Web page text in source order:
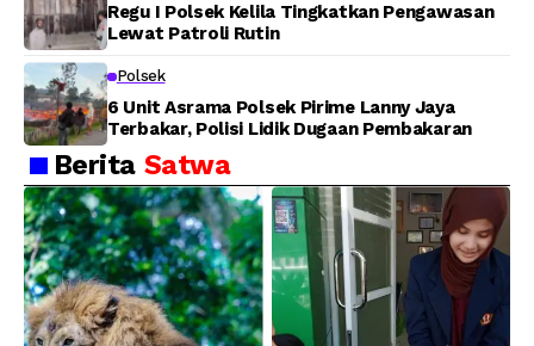
Regu I Polsek Kelila Tingkatkan Pengawasan
Lewat Patroli Rutin
Polsek
6 Unit Asrama Polsek Pirime Lanny Jaya
Terbakar, Polisi Lidik Dugaan Pembakaran
Berita Satwa